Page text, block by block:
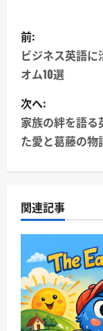
投
稿
ナ
ビ
ゲ
ー
シ
ョ
ン
前:
ビジネス英語に
オム10選
次へ:
家族の絆を語る
た愛と葛藤の物
関連記事